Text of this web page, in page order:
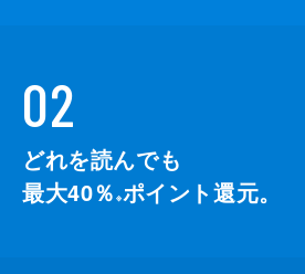
02
どれを読んでも
最大40％ ※ポイント還元。